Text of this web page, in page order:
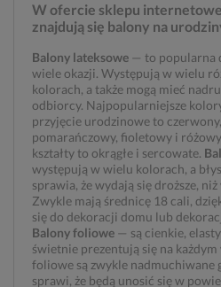
W ofercie sklepu
znajdują się balony na
Balony lateksowe — to popularna
wiele okazji. Występują w wielu
kolorach, a także mogą mieć
odbiorcy. Najpopularniejsze
przyjęcie urodzinowe to
pomarańczowy, fioletowy i
kształty to okrągłe i sercowate.
występują w wielu kolorach, a
sprawia, że wydają się droższe,
Zwykle mają średnicę 18 cali,
się do dekoracji domu lub
Balony foliowe — są cienkie,
świetnie prezentują się na
foliowe są zwykle nadmuchiwane
sprawi, że będą unosić się w